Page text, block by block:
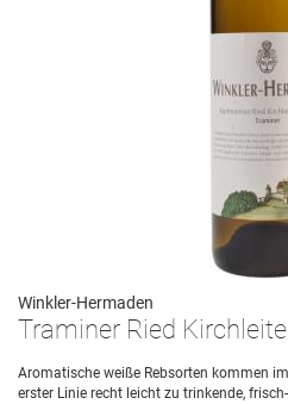
Winkler-Hermaden
Traminer Ried
Aromatische weiße Rebsorten kommen
erster Linie recht leicht zu trinkende,